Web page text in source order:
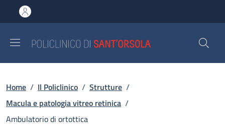
al contenuto principale
to footer content
Briciole di pane
Home / Il Policlinico / Strutture /
Macula e patologia vitreo retinica /
Ambulatorio di ortottica